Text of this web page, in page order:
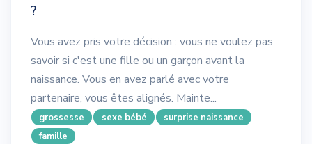
?
Vous avez pris votre décision : vous ne voulez pas
savoir si c'est une fille ou un garçon avant la
naissance. Vous en avez parlé avec votre
partenaire, vous êtes alignés. Mainte...
grossesse sexe bébé
surprise naissance
famille